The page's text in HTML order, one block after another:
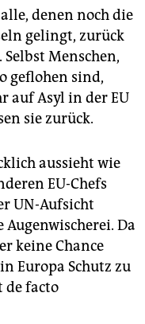
denen noch die
gelingt, zurück
Menschen,
geflohen sind,
auf Asyl in der EU
sie zurück.
aussieht wie
EU-Chefs
UN-Aufsicht
Augenwischerei. Da
keine Chance
Europa Schutz zu
de facto